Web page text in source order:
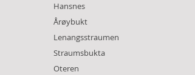
Hansnes
Årøybukt
Lenangsstraumen
Straumsbukta
Oteren